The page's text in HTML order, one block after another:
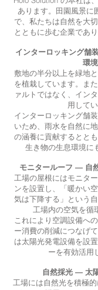
あります。田園風景に
で、私たちは自然を大
とともに歩む企業であ
インターロッキング舗
環
敷地の半分以上を緑地
を植栽しています。ま
ァルトではなく、イン
用してい
インターロッキング舗
いため、雨水を自然に
の涵養に貢献するとと
生き物の生息環境に
モニタールーフ ― 自
工場の屋根にはモニタ
ンを設置し、「暖かい
気は下降する」という
工場内の空気を循
これにより空調設備へ
ー消費の削減につなげ
は太陽光発電設備を設
ーを有効活用
自然採光 ― 太
工場には自然光を積極